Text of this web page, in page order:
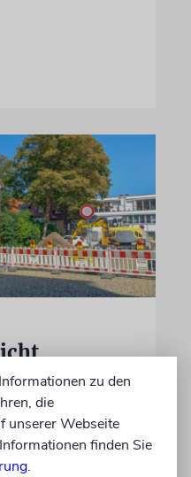
waren, wird
Stück
Erst mit dem
zu den
die
unserer Webseite
finden Sie
.